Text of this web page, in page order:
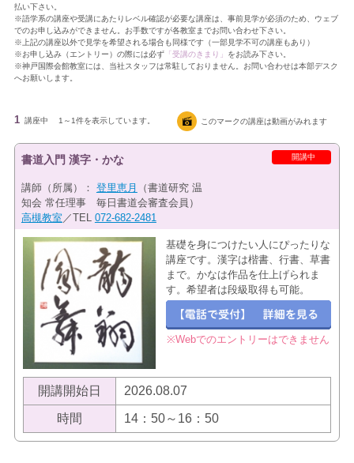
払い下さい。
※語学系の講座や受講にあたりレベル確認が必要な講座は、事前見学が必須のため、ウェブ
でのお申し込みができません。お手数ですが各教室までお問い合わせ下さい。
※上記の講座以外で見学を希望される場合も同様です（一部見学不可の講座もあり）
※お申し込み（エントリー）の際には必ず「受講のきまり」 をお読み下さい。
※神戸国際会館教室には、当社スタッフは常駐しておりません。お問い合わせは本部デスク
へお願いします。
1 講座中 1～1件を表示しています。 このマークの講座は動画がみれます
開講中
書道入門 漢字・かな
講師（所属）： 登里恵月
（書道研究 温
知会 常任理事 毎日書道会審査会員）
高槻教室 ／TEL 072-682-2481
基礎を身につけたい人にぴったりな
講座です。漢字は楷書、行書、草書
まで。かなは作品を仕上げられま
す。希望者は段級取得も可能。
※Webでのエントリーはできません
開講開始日 2026.08.07
時間 14：50～16：50